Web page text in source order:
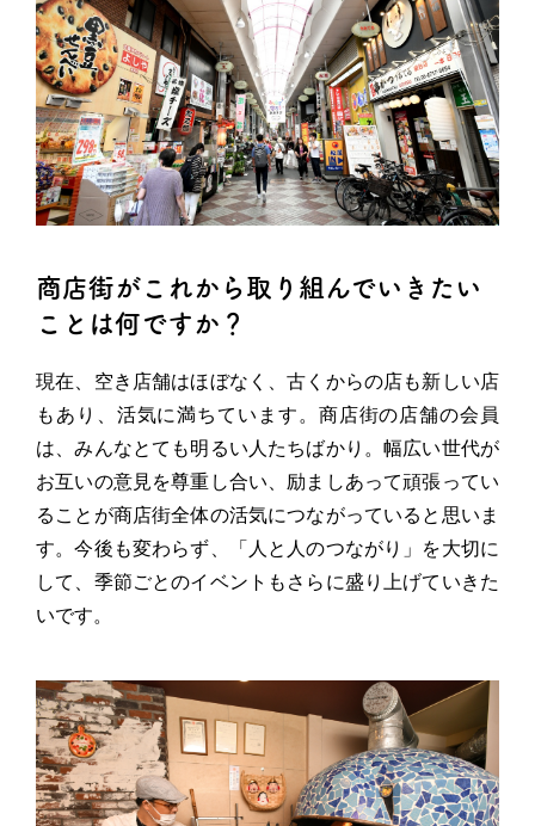
商店街がこれから取り組んでいきたい
ことは何ですか？
現在、空き店舗はほぼなく、古くからの店も新しい店
もあり、活気に満ちています。商店街の店舗の会員
は、みんなとても明るい人たちばかり。幅広い世代が
お互いの意見を尊重し合い、励ましあって頑張ってい
ることが商店街全体の活気につながっていると思いま
す。今後も変わらず、「人と人のつながり」を大切に
して、季節ごとのイベントもさらに盛り上げていきた
いです。